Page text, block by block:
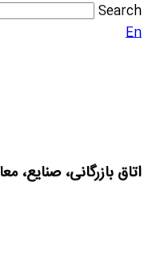
Search
En
اتاق بازرگانی، صنایع،